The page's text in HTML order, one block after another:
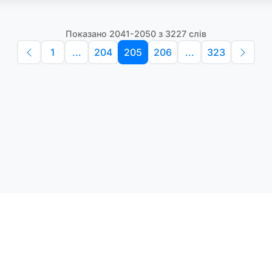
Показано 2041-2050 з 3227 слів
1 ... 204 205 206 ... 323